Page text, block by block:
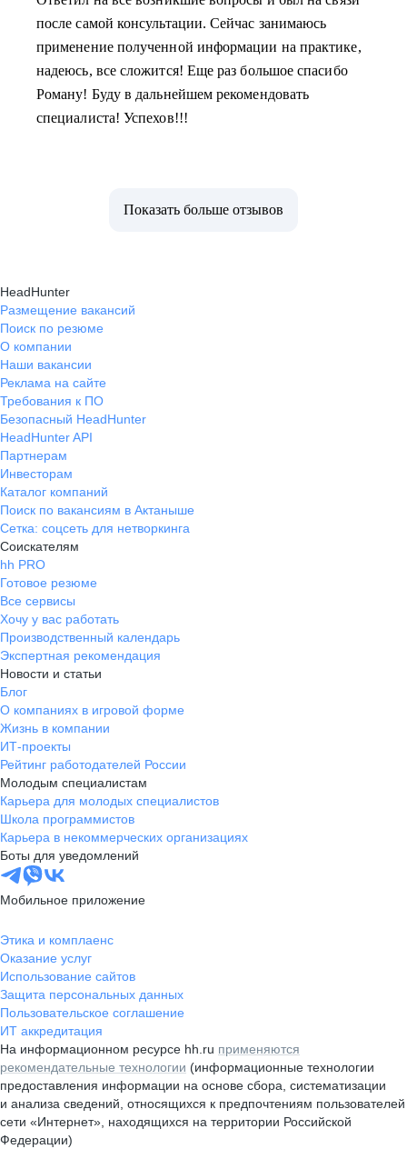
после самой консультации. Сейчас занимаюсь
применение полученной информации на практике,
надеюсь, все сложится! Еще раз большое спасибо
Роману! Буду в дальнейшем рекомендовать
специалиста! Успехов!!!
Показать больше отзывов
HeadHunter
Размещение вакансий
Поиск по резюме
О компании
Наши вакансии
Реклама на сайте
Требования к ПО
Безопасный HeadHunter
HeadHunter API
Партнерам
Инвесторам
Каталог компаний
Поиск по вакансиям в Актаныше
Сетка: соцсеть для нетворкинга
Соискателям
hh PRO
Готовое резюме
Все сервисы
Хочу у вас работать
Производственный календарь
Экспертная рекомендация
Новости и статьи
Блог
О компаниях в игровой форме
Жизнь в компании
ИТ-проекты
Рейтинг работодателей России
Молодым специалистам
Карьера для молодых специалистов
Школа программистов
Карьера в некоммерческих организациях
Боты для уведомлений
Мобильное приложение
Этика и комплаенс
Оказание услуг
Использование сайтов
Защита персональных данных
Пользовательское соглашение
ИТ аккредитация
На информационном ресурсе hh.ru применяются
рекомендательные технологии (информационные технологии
предоставления информации на основе сбора, систематизации
и анализа сведений, относящихся к предпочтениям пользователей
сети «Интернет», находящихся на территории Российской
Федерации)